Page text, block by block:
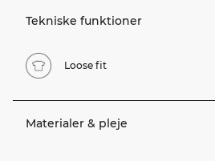
Tekniske funktioner
Loose fit
Materialer & pleje